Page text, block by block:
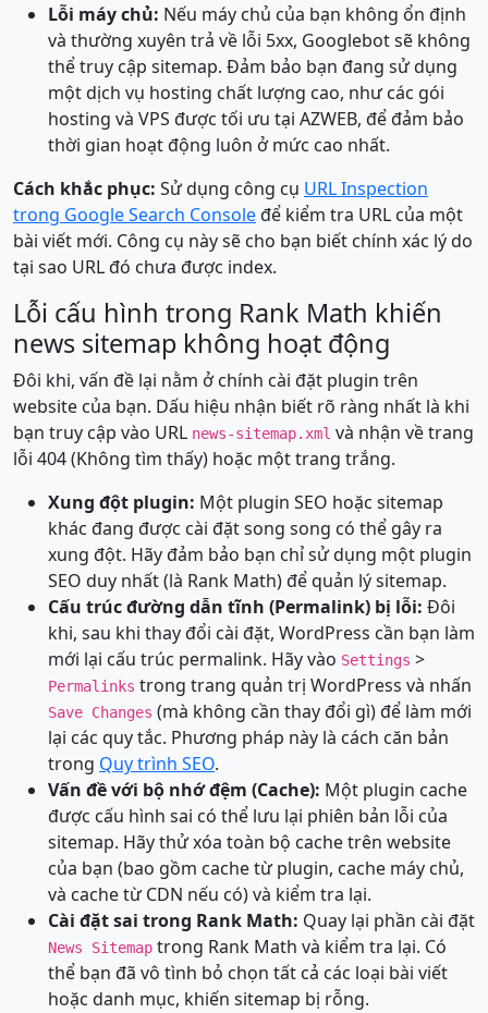
Lỗi máy chủ: Nếu máy chủ của bạn không ổn định
và thường xuyên trả về lỗi 5xx, Googlebot sẽ không
thể truy cập sitemap. Đảm bảo bạn đang sử dụng
một dịch vụ hosting chất lượng cao, như các gói
hosting và VPS được tối ưu tại AZWEB, để đảm bảo
thời gian hoạt động luôn ở mức cao nhất.
Cách khắc phục: Sử dụng công cụ URL Inspection
trong Google Search Consoleđể kiểm tra URL của một
bài viết mới. Công cụ này sẽ cho bạn biết chính xác lý do
tại sao URL đó chưa được index.
Lỗi cấu hình trong Rank Math khiến
news sitemap không hoạt động
Đôi khi, vấn đề lại nằm ở chính cài đặt plugin trên
website của bạn. Dấu hiệu nhận biết rõ ràng nhất là khi
bạn truy cập vào URL news-sitemap.xml và nhận về trang
lỗi 404 (Không tìm thấy) hoặc một trang trắng.
Xung đột plugin: Một plugin SEO hoặc sitemap
khác đang được cài đặt song song có thể gây ra
xung đột. Hãy đảm bảo bạn chỉ sử dụng một plugin
SEO duy nhất (là Rank Math) để quản lý sitemap.
Cấu trúc đường dẫn tĩnh (Permalink) bị lỗi: Đôi
khi, sau khi thay đổi cài đặt, WordPress cần bạn làm
mới lại cấu trúc permalink. Hãy vào Settings >
Permalinks trong trang quản trị WordPress và nhấn
Save Changes (mà không cần thay đổi gì) để làm mới
lại các quy tắc. Phương pháp này là cách căn bản
trong Quy trình SEO.
Vấn đề với bộ nhớ đệm (Cache): Một plugin cache
được cấu hình sai có thể lưu lại phiên bản lỗi của
sitemap. Hãy thử xóa toàn bộ cache trên website
của bạn (bao gồm cache từ plugin, cache máy chủ,
và cache từ CDN nếu có) và kiểm tra lại.
Cài đặt sai trong Rank Math: Quay lại phần cài đặt
News Sitemap trong Rank Math và kiểm tra lại. Có
thể bạn đã vô tình bỏ chọn tất cả các loại bài viết
hoặc danh mục, khiến sitemap bị rỗng.